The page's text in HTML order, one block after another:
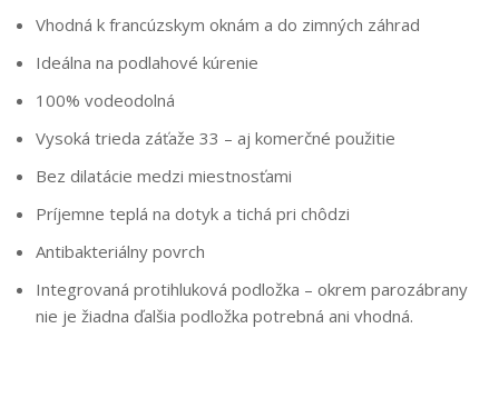
Vhodná k francúzskym oknám a do zimných záhrad
Ideálna na podlahové kúrenie
100% vodeodolná
Vysoká trieda záťaže 33 – aj komerčné použitie
Bez dilatácie medzi miestnosťami
Príjemne teplá na dotyk a tichá pri chôdzi
Antibakteriálny povrch
Integrovaná protihluková podložka – okrem parozábrany
nie je žiadna ďalšia podložka potrebná ani vhodná.